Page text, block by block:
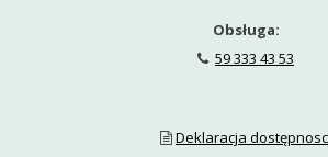
Obsługa:
 59 333 43 53
 Deklaracja